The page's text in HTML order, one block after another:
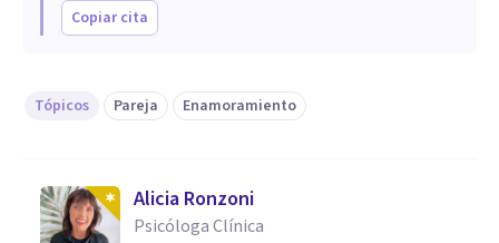
Copiar cita
Tópicos Pareja Enamoramiento
Alicia Ronzoni
Psicóloga Clínica